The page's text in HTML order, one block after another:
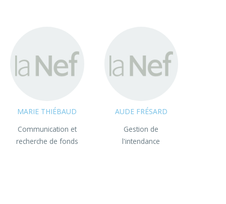
MARIE THIÉBAUD
Communication et
recherche de fonds
AUDE FRÉSARD
Gestion de
l'intendance